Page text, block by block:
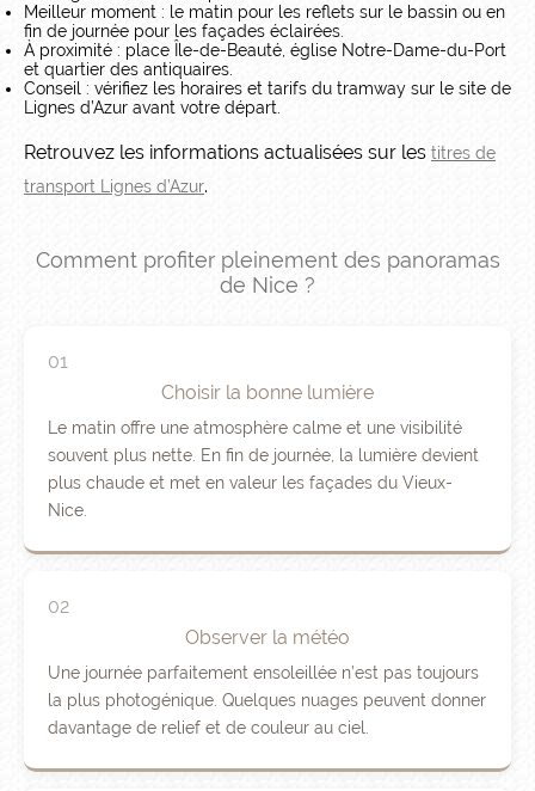
Meilleur moment : le matin pour les reflets sur le bassin ou en
fin de journée pour les façades éclairées.
À proximité : place Île-de-Beauté, église Notre-Dame-du-Port
et quartier des antiquaires.
Conseil : vérifiez les horaires et tarifs du tramway sur le site de
Lignes d’Azur avant votre départ.
Retrouvez les informations actualisées sur les titres de
transport Lignes d’Azur.
Comment profiter pleinement des panoramas
de Nice ?
01
Choisir la bonne lumière
Le matin offre une atmosphère calme et une visibilité
souvent plus nette. En fin de journée, la lumière devient
plus chaude et met en valeur les façades du Vieux-
Nice.
02
Observer la météo
Une journée parfaitement ensoleillée n’est pas toujours
la plus photogénique. Quelques nuages peuvent donner
davantage de relief et de couleur au ciel.